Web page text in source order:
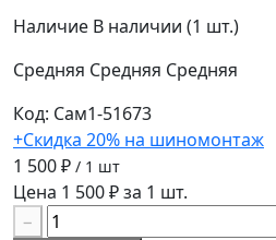
Наличие В наличии (1 шт.)
Средняя Средняя Средняя
Код: Сам1-51673
+Скидка 20% на шиномонтаж
1 500 ₽ / 1 шт
Цена 1 500 ₽ за 1 шт.
−